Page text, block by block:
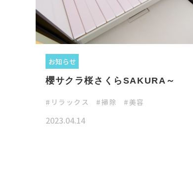
お知らせ
櫻サクラ桜さくらSAKURA～
リラックス 掃除 美容
2023.04.14